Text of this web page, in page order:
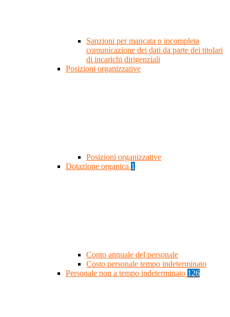
Sanzioni per mancata o incompleta
comunicazione dei dati da parte dei titolari
di incarichi dirigenziali
Posizioni organizzative
Posizioni organizzative
Dotazione organica 1
Conto annuale del personale
Costo personale tempo indeterminato
Personale non a tempo indeterminato 126